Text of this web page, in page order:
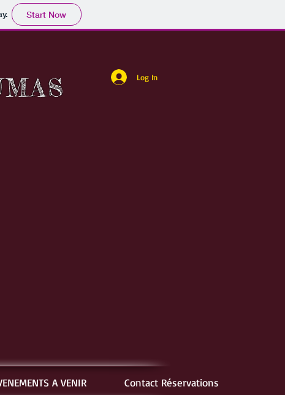
Start Now
Log In
A VENIR Contact Réservations